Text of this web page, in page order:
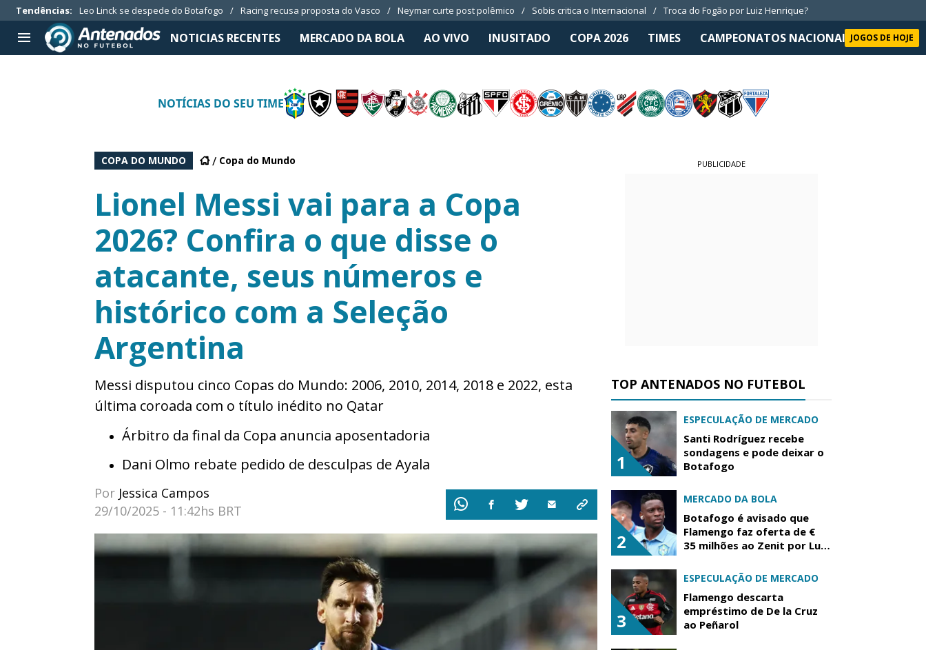
Tendências: Leo Linck se despede do Botafogo Racing recusa proposta do Vasco Neymar curte post polêmico Sobis critica o Internacional Troca do Fogão por Luiz Henrique?
Notícias
Códigos
Aplicativos
NOTICIAS RECENTES MERCADO DA BOLA AO VIVO INUSITADO COPA 2026 TIMES CAMPEONATOS NACIONAIS SELEÇÃO
JOGOS DE HOJE
NOTÍCIAS DO SEU TIME
COPA DO MUNDO Copa do Mundo
Lionel Messi vai para a Copa
2026? Confira o que disse o
atacante, seus números e
histórico com a Seleção
Argentina
Messi disputou cinco Copas do Mundo: 2006, 2010, 2014, 2018 e 2022, esta
última coroada com o título inédito no Qatar
Árbitro da final da Copa anuncia aposentadoria
Dani Olmo rebate pedido de desculpas de Ayala
Por Jessica Campos
29/10/2025 - 11:42hs BRT
PUBLICIDADE
TOP ANTENADOS NO FUTEBOL
1
ESPECULAÇÃO DE MERCADO
Santi Rodríguez recebe
sondagens e pode deixar o
Botafogo
2
MERCADO DA BOLA
Botafogo é avisado que
Flamengo faz oferta de €
35 milhões ao Zenit por Luiz
3
ESPECULAÇÃO DE MERCADO
Flamengo descarta
empréstimo de De la Cruz
ao Peñarol